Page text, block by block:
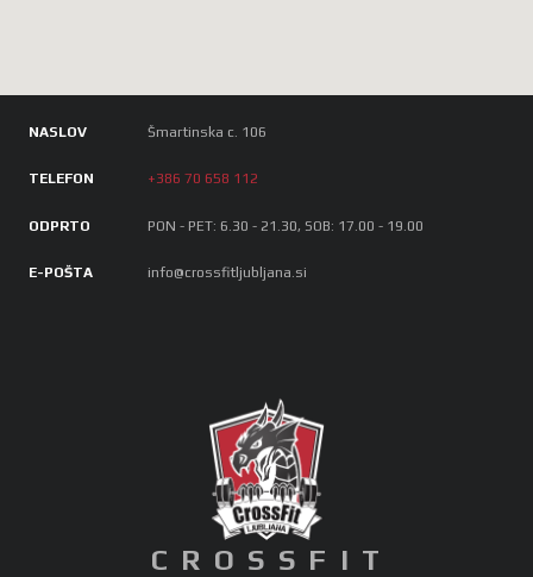
NASLOV Šmartinska c. 106
TELEFON +386 70 658 112
ODPRTO PON - PET: 6.30 - 21.30, SOB: 17.00 - 19.00
E-POŠTA info@crossfitljubljana.si
CROSSFIT